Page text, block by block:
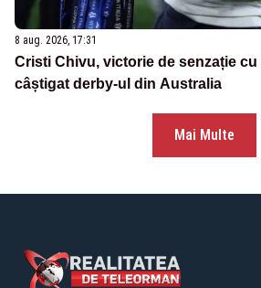
8 aug. 2026, 17:31
Cristi Chivu, victorie de senzație
câștigat derby-ul din Australia
Mai Multe